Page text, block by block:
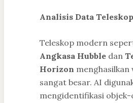
Analisis Data Teleskop
Teleskop modern
Angkasa Hubble dan
Horizon menghasilkan
sangat besar. AI
mengidentifikasi